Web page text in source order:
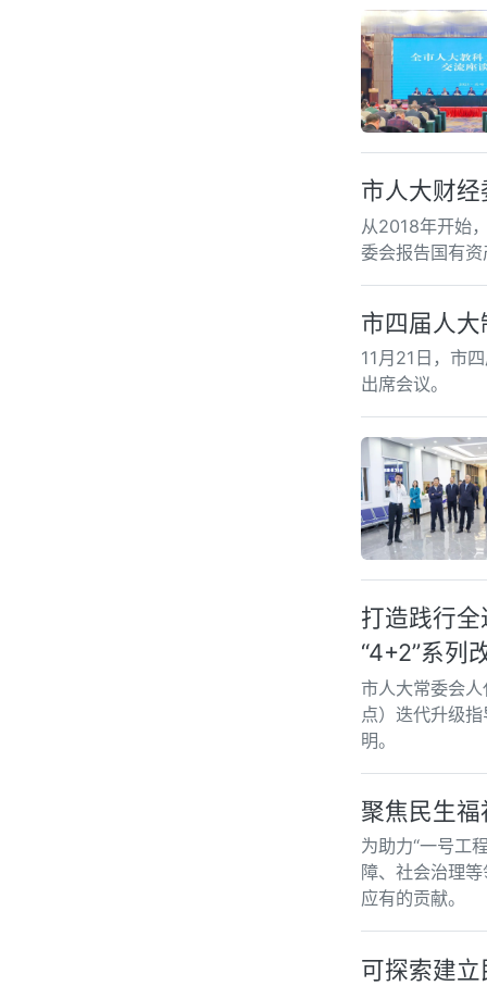
市人大财
从2018年开始
委会报告国有
市四届人
11月21日，市
出席会议。
打造践行
“4+2”系列
市人大常委会
点）迭代升级
明。
聚焦民生福
为助力“一号工
障、社会治理
应有的贡献。
可探索建